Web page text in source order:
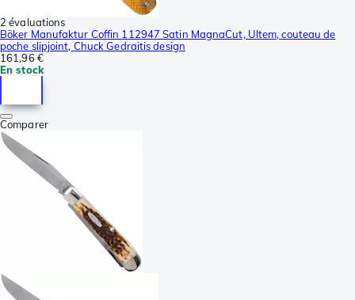
2 évaluations
Böker Manufaktur Coffin 112947 Satin MagnaCut, Ultem, couteau de
poche slipjoint, Chuck Gedraitis design
161,96 €
En stock
Comparer